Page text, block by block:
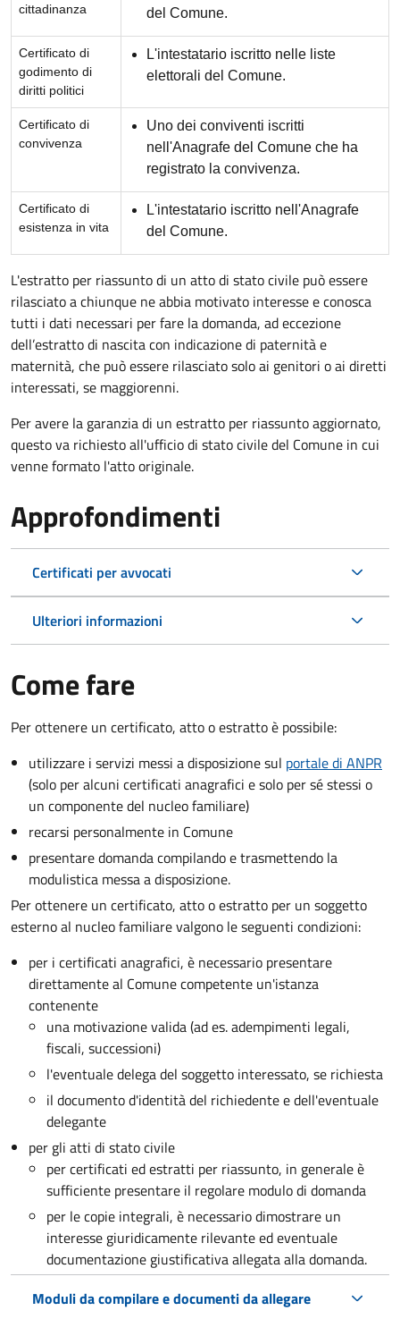
cittadinanza
del Comune.
Certificato di
godimento di
diritti politici
L'intestatario iscritto nelle liste
elettorali del Comune.
Certificato di
convivenza
Uno dei conviventi iscritti
nell'Anagrafe del Comune che ha
registrato la convivenza.
Certificato di
esistenza in vita
L'intestatario iscritto nell'Anagrafe
del Comune.
L'estratto per riassunto di un atto di stato civile può essere
rilasciato a chiunque ne abbia motivato interesse e conosca
tutti i dati necessari per fare la domanda, ad eccezione
dell’estratto di nascita con indicazione di paternità e
maternità, che può essere rilasciato solo ai genitori o ai diretti
interessati, se maggiorenni.
Per avere la garanzia di un estratto per riassunto aggiornato,
questo va richiesto all'ufficio di stato civile del Comune in cui
venne formato l'atto originale.
Approfondimenti
Certificati per avvocati
Ulteriori informazioni
Come fare
Per ottenere un certificato, atto o estratto è possibile:
utilizzare i servizi messi a disposizione sul portale di ANPR
(solo per alcuni certificati anagrafici e solo per sé stessi o
un componente del nucleo familiare)
recarsi personalmente in Comune
presentare domanda compilando e trasmettendo la
modulistica messa a disposizione.
Per ottenere un certificato, atto o estratto per un soggetto
esterno al nucleo familiare valgono le seguenti condizioni:
per i certificati anagrafici, è necessario presentare
direttamente al Comune competente un'istanza
contenente
una motivazione valida (ad es. adempimenti legali,
fiscali, successioni)
l'eventuale delega del soggetto interessato, se richiesta
il documento d'identità del richiedente e dell'eventuale
delegante
per gli atti di stato civile
per certificati ed estratti per riassunto, in generale è
sufficiente presentare il regolare modulo di domanda
per le copie integrali, è necessario dimostrare un
interesse giuridicamente rilevante ed eventuale
documentazione giustificativa allegata alla domanda.
Moduli da compilare e documenti da allegare